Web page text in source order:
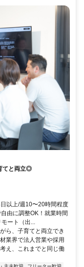
てと両立◎
以上/週10〜20時間程度
由に調整OK！就業時間
ート（出...
ら、子育てと両立でき
業界で法人営業や採用
え、これまでと同じ働